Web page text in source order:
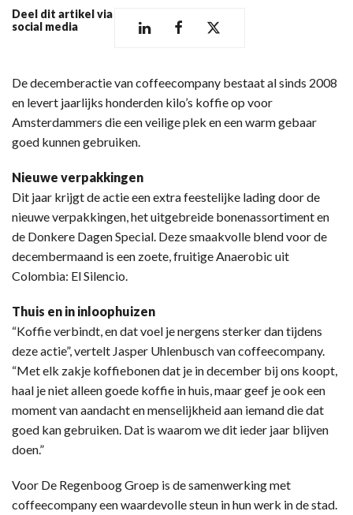
Deel dit artikel via
social media
De decemberactie van coffeecompany bestaat al sinds 2008
en levert jaarlijks honderden kilo’s koffie op voor
Amsterdammers die een veilige plek en een warm gebaar
goed kunnen gebruiken.
Nieuwe verpakkingen
Dit jaar krijgt de actie een extra feestelijke lading door de
nieuwe verpakkingen, het uitgebreide bonenassortiment en
de Donkere Dagen Special. Deze smaakvolle blend voor de
decembermaand is een zoete, fruitige Anaerobic uit
Colombia: El Silencio.
Thuis en in inloophuizen
“Koffie verbindt, en dat voel je nergens sterker dan tijdens
deze actie”, vertelt Jasper Uhlenbusch van coffeecompany.
“Met elk zakje koffiebonen dat je in december bij ons koopt,
haal je niet alleen goede koffie in huis, maar geef je ook een
moment van aandacht en menselijkheid aan iemand die dat
goed kan gebruiken. Dat is waarom we dit ieder jaar blijven
doen.”
Voor De Regenboog Groep is de samenwerking met
coffeecompany een waardevolle steun in hun werk in de stad.